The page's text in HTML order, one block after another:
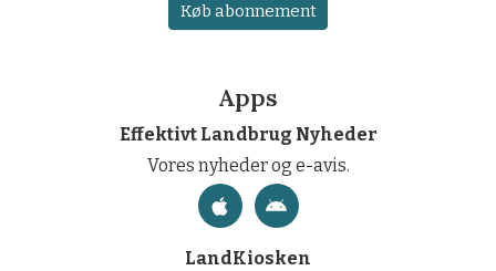
Køb abonnement
Apps
Effektivt Landbrug Nyheder
Vores nyheder og e-avis.
LandKiosken